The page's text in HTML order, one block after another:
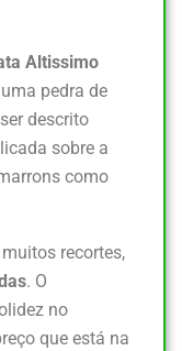
Altissimo
pedra de
descrito
sobre a
como
recortes,
. O
no
que está na